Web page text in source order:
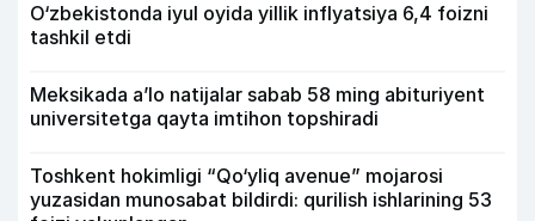
O‘zbekistonda iyul oyida yillik inflyatsiya 6,4 foizni
tashkil etdi
Meksikada a’lo natijalar sabab 58 ming abituriyent
universitetga qayta imtihon topshiradi
Toshkent hokimligi “Qo‘yliq avenue” mojarosi
yuzasidan munosabat bildirdi: qurilish ishlarining 53